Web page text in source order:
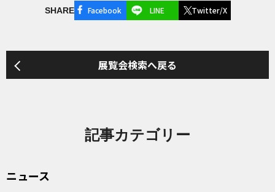
SHARE Facebook LINE Twitter/X
展覧会検索へ戻る
記事カテゴリー
ニュース